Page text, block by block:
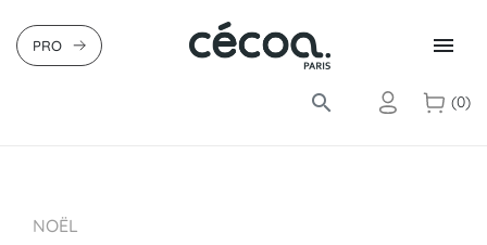

PRO
search (0)
NOËL